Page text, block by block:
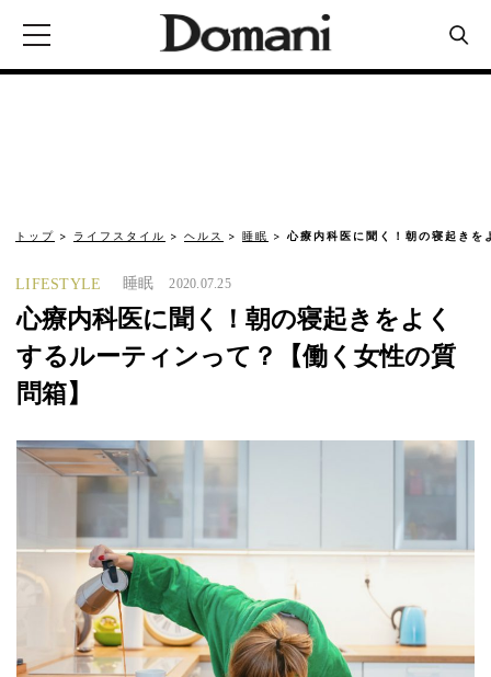
トップ ライフスタイル ヘルス 睡眠 心療内科医に聞く！朝の寝起き
LIFESTYLE 睡眠 2020.07.25
心療内科医に聞く！朝の寝起きをよく
するルーティンって？【働く女性の質
問箱】